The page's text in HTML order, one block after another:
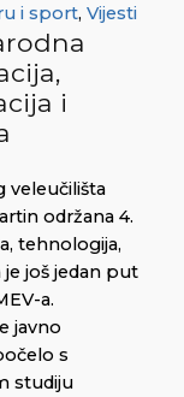
i sport, Vijesti
i
veleučilišta
održana 4.
tehnologija,
još jedan put
a.
javno
s
studiju